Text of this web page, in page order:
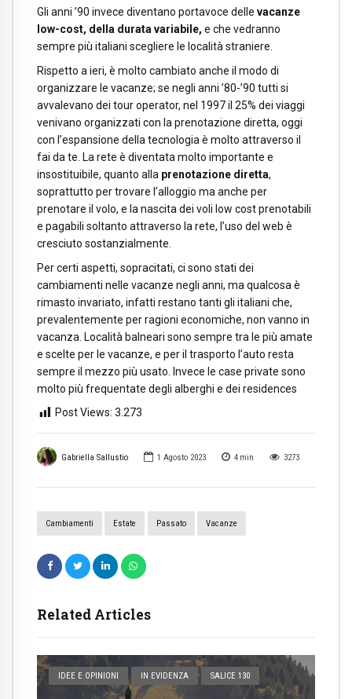
Gabriella Sallustio 1 Agosto 2023 4 min 3273
Cambiamenti Estate Passato Vacanze
Related Articles
IDEE E OPINIONI IN EVIDENZA SALICE 130
Gli anni ’90 invece diventano portavoce delle vacanze
low-cost, della durata variabile, e che vedranno
sempre più italiani scegliere le località straniere.
Rispetto a ieri, è molto cambiato anche il modo di
organizzare le vacanze; se negli anni ’80-’90 tutti si
avvalevano dei tour operator, nel 1997 il 25% dei viaggi
venivano organizzati con la prenotazione diretta, oggi
con l’espansione della tecnologia è molto attraverso il
fai da te. La rete è diventata molto importante e
insostituibile, quanto alla prenotazione diretta,
soprattutto per trovare l’alloggio ma anche per
prenotare il volo, e la nascita dei voli low cost prenotabili
e pagabili soltanto attraverso la rete, l’uso del web è
cresciuto sostanzialmente.
Per certi aspetti, sopracitati, ci sono stati dei
cambiamenti nelle vacanze negli anni, ma qualcosa è
rimasto invariato, infatti restano tanti gli italiani che,
prevalentemente per ragioni economiche, non vanno in
vacanza. Località balneari sono sempre tra le più amate
e scelte per le vacanze, e per il trasporto l’auto resta
sempre il mezzo più usato. Invece le case private sono
molto più frequentate degli alberghi e dei residences
Post Views: 3.273